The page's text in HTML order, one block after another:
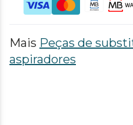
Mais Peças de
aspiradores